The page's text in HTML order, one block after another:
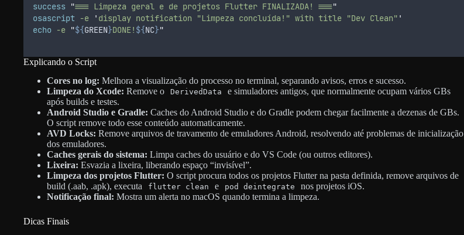
success "=== Limpeza geral e de projetos Flutter FINALIZADA! ==="
osascript -e ' display notification "Limpeza concluída!" with title "Dev Clean" '
echo -e "${GREEN}DONE! ${NC}"
Explicando o Script
Cores no log: Melhora a visualização do processo no terminal, separando avisos, erros e sucesso.
Limpeza do Xcode: Remove o DerivedData
e simuladores antigos, que normalmente ocupam vários GBs
após builds e testes.
Android Studio e Gradle: Caches do Android Studio e do Gradle podem chegar facilmente a dezenas de GBs.
O script remove todo esse conteúdo automaticamente.
AVD Locks: Remove arquivos de travamento de emuladores Android, resolvendo até problemas de inicialização
dos emuladores.
Caches gerais do sistema: Limpa caches do usuário e do VS Code (ou outros editores).
Lixeira: Esvazia a lixeira, liberando espaço “invisível”.
Limpeza dos projetos Flutter: O script procura todos os projetos Flutter na pasta definida, remove arquivos de
build (.aab, .apk), executa
flutter clean e pod deintegrate
nos projetos iOS.
Notificação final: Mostra um alerta no macOS quando termina a limpeza.
Dicas Finais